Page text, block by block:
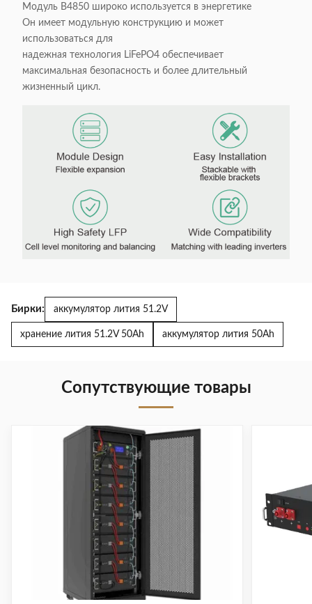
Модуль B4850 широко используется в энергетике
Он имеет модульную конструкцию и может
использоваться для
надежная технология LiFePO4 обеспечивает
максимальная безопасность и более длительный
жизненный цикл.
Бирки: аккумулятор лития 51.2V
хранение лития 51.2V 50Ah аккумулятор лития 50Ah
Сопутствующие товары